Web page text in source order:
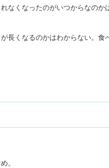
なくなったのがいつからなのか
長くなるのかはわからない。食
。